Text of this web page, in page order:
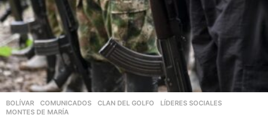
BOLÍVAR ,COMUNICADOS CLAN DEL GOLFO ,LÍDERES SOCIALES
MONTES DE MARÍA